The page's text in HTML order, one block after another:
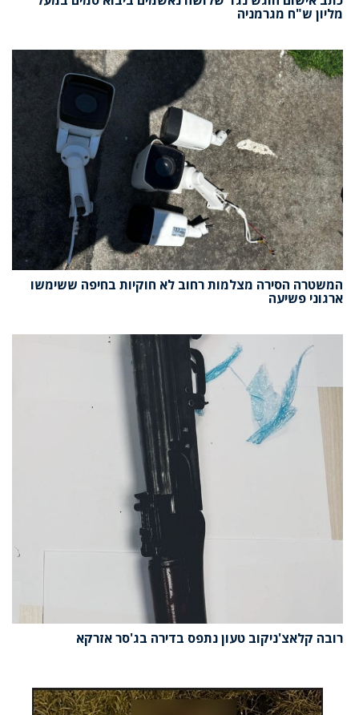
מליון ש"ח מגרמניה
המשטרה הסירה מצלמות רחוב לא חוקיות בחיפה ששימשו
ארגוני פשיעה
רובה קלאצ'ניקוב טעון נתפס בדירה בג'סר אזרקא